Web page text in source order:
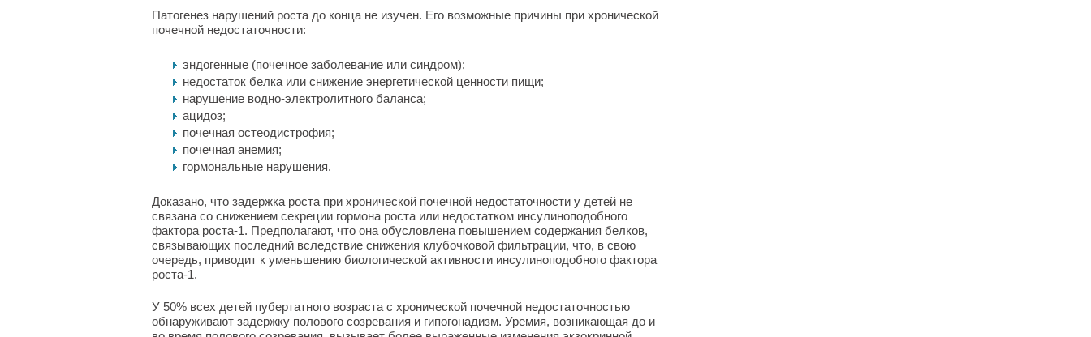
Патогенез нарушений роста до конца не изучен. Его возможные причины при хронической
почечной недостаточности:
эндогенные (почечное заболевание или синдром);
недостаток белка или снижение энергетической ценности пищи;
нарушение водно-электролитного баланса;
ацидоз;
почечная остеодистрофия;
почечная анемия;
гормональные нарушения.
Доказано, что задержка роста при хронической почечной недостаточности у детей не
связана со снижением секреции гормона роста или недостатком инсулиноподобного
фактора роста-1. Предполагают, что она обусловлена повышением содержания белков,
связывающих последний вследствие снижения клубочковой фильтрации, что, в свою
очередь, приводит к уменьшению биологической активности инсулиноподобного фактора
роста-1.
У 50% всех детей пубертатного возраста с хронической почечной недостаточностью
обнаруживают задержку полового созревания и гипогонадизм. Уремия, возникающая до и